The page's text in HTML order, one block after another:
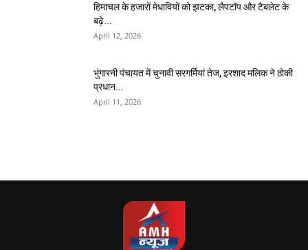
हिमाचल के हजारों मेधावियों को झटका, लैपटॉप और टैबलेट के
बढ़े...
April 12, 2026
भुंगारनी पंचायत में चुनावी सरगर्मियां तेज, इरशाद मलिक ने ठोकी
प्रधान...
April 11, 2026